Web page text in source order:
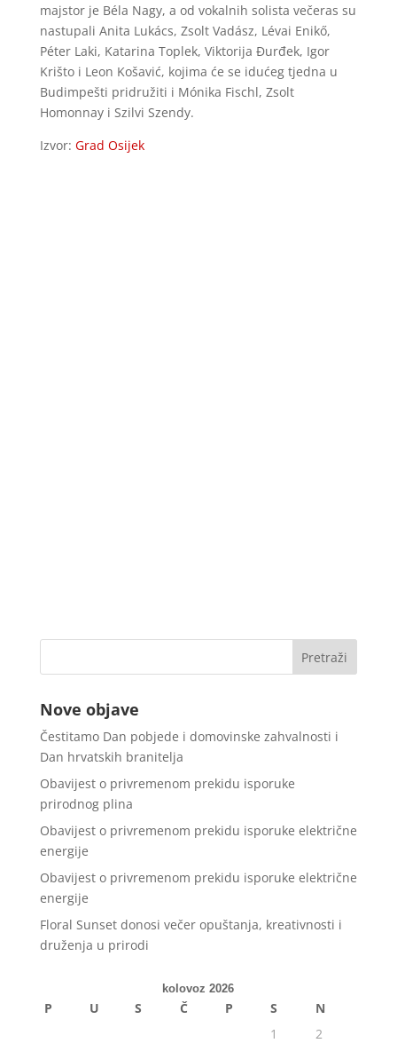
majstor je Béla Nagy, a od vokalnih solista večeras su
nastupali Anita Lukács, Zsolt Vadász, Lévai Enikő,
Péter Laki, Katarina Toplek, Viktorija Đurđek, Igor
Krišto i Leon Košavić, kojima će se idućeg tjedna u
Budimpešti pridružiti i Mónika Fischl, Zsolt
Homonnay i Szilvi Szendy.
Izvor: Grad Osijek
Nove objave
Čestitamo Dan pobjede i domovinske zahvalnosti i
Dan hrvatskih branitelja
Obavijest o privremenom prekidu isporuke
prirodnog plina
Obavijest o privremenom prekidu isporuke električne
energije
Obavijest o privremenom prekidu isporuke električne
energije
Floral Sunset donosi večer opuštanja, kreativnosti i
druženja u prirodi
kolovoz 2026
P U S Č P S
N
1
2